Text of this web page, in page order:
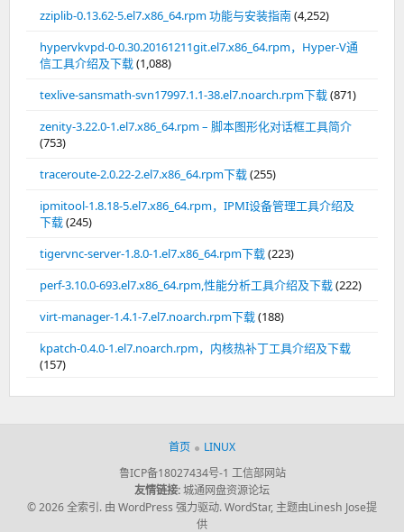
zziplib-0.13.62-5.el7.x86_64.rpm 功能与安装指南(4,252)
hypervkvpd-0-0.30.20161211git.el7.x86_64.rpm，Hyper-V通
信工具介绍及下载(1,088)
texlive-sansmath-svn17997.1.1-38.el7.noarch.rpm下载(871)
zenity-3.22.0-1.el7.x86_64.rpm – 脚本图形化对话框工具简介
(753)
traceroute-2.0.22-2.el7.x86_64.rpm下载(255)
ipmitool-1.8.18-5.el7.x86_64.rpm，IPMI设备管理工具介绍及
下载(245)
tigervnc-server-1.8.0-1.el7.x86_64.rpm下载(223)
perf-3.10.0-693.el7.x86_64.rpm,性能分析工具介绍及下载(222)
virt-manager-1.4.1-7.el7.noarch.rpm下载(188)
kpatch-0.4.0-1.el7.noarch.rpm，内核热补丁工具介绍及下载
(157)
首页
LINUX
鲁ICP备18027434号-1 工信部网站
友情链接:城通网盘资源论坛
© 2026 全索引. 由 WordPress 强力驱动.WordStar, 主题由Linesh Jose提
供